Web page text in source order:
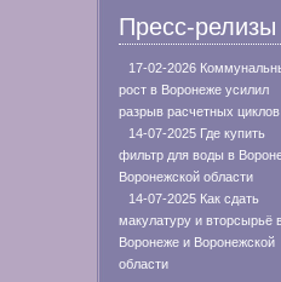
Пресс-релизы
17-02-2026
рост в Воронеже усилил
разрыв расчетных циклов
14-07-2025 Где купить
фильтр для воды в
Воронежской области
14-07-2025 Как сдать
макулатуру и вторсырьё
Воронеже и Воронежской
области